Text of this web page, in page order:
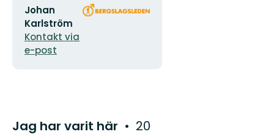
E-
postadress
Johan
Karlström
Kontakt via
e-post
Organisationens
Jag har varit här 20